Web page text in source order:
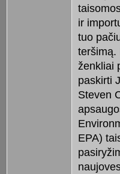
ir
tuo
teršimą.
ženkliai
paskirti
Steven
EPA)